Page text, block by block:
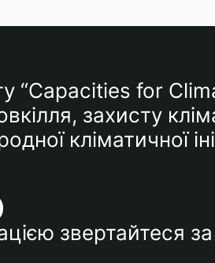
“Capacities for
захисту
кліматичної
звертайтеся